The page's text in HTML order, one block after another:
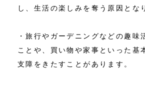
し、生活の楽しみを奪う原因とな
・旅行やガーデニングなどの趣味
ことや、買い物や家事といった基
支障をきたすことがあります。